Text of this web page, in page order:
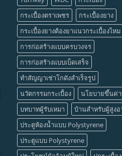
กระเบื้องตราเพชร
กระเบื้องยาง
กระเบื้องยางต้องยาแนวกระเบื้องไหม
การก่อสร้างแบบครบวงจร
การก่อสร้างแบบเบ็ดเสร็จ
ทำสัญญาเช่าโกดังสำเร็จรูป
นวัตกรรมกระเบื้อง
นโยบายขึ้นค่า
บทบาทผู้รับเหมา
บ้านสำหรับผู้สูงอ
ประตูห้องน้ำแบบ Polystyrene
ประตูแบบ Polystyrene